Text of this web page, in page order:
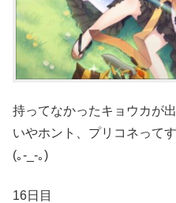
持ってなかったキョウカが出
いやホント、プリコネって
(｡-_-｡)
16日目